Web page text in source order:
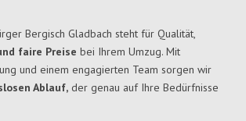
Bergisch Gladbach steht für Qualität,
faire Preise bei Ihrem Umzug. Mit
und einem engagierten Team sorgen wir
Ablauf, der genau auf Ihre Bedürfnisse